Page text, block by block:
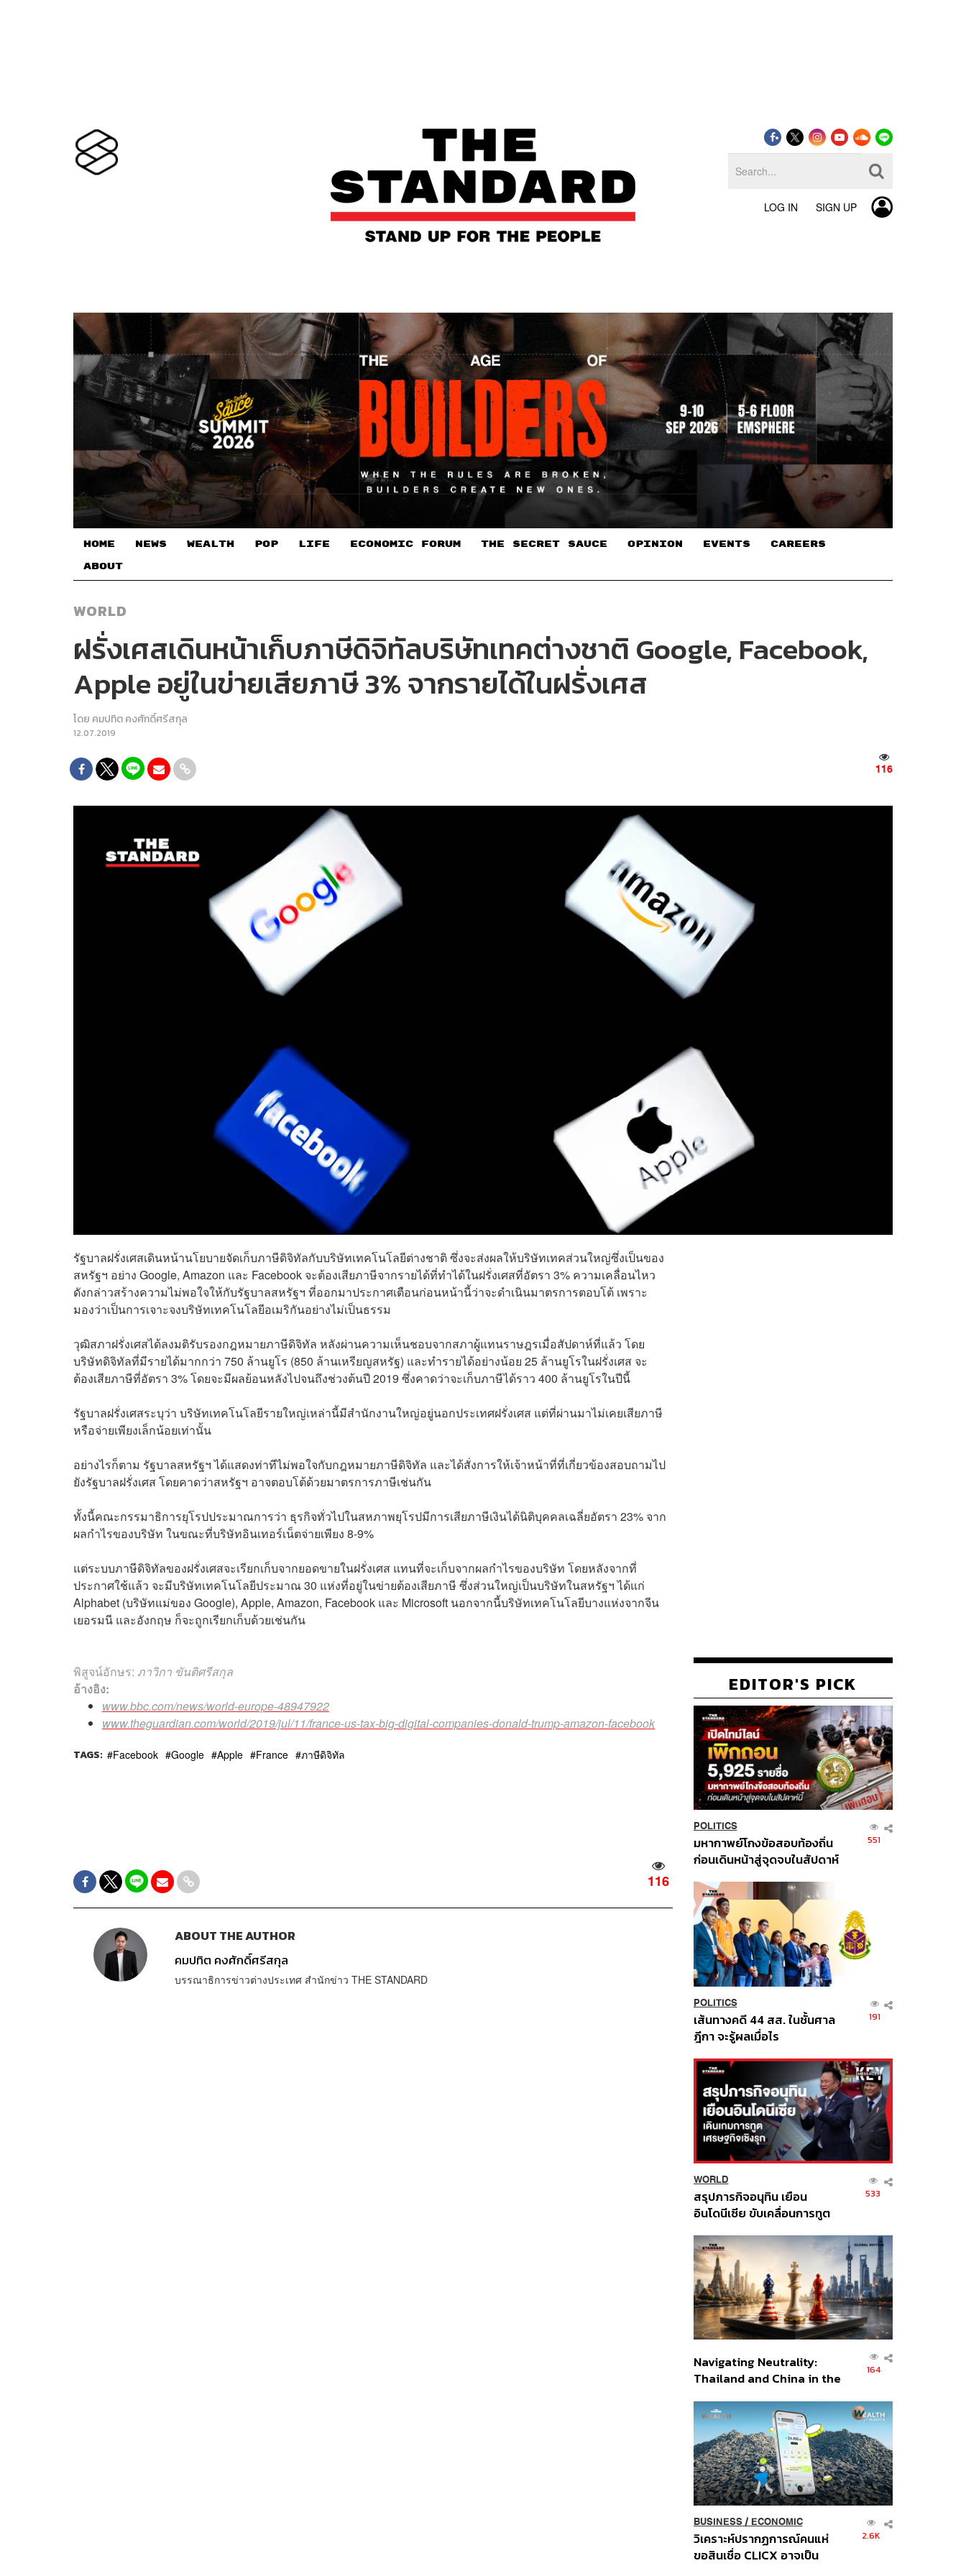
LOG IN SIGN UP
HOME NEWS WEALTH POP LIFE ECONOMIC FORUM THE SECRET SAUCE​ OPINION EVENTS CAREERS
ABOUT
WORLD
ฝรั่งเศสเดินหน้าเก็บภาษีดิจิทัลบริษัทเทคต่างชาติ Google, Facebook,
Apple อยู่ในข่ายเสียภาษี 3% จากรายได้ในฝรั่งเศส
โดย คมปทิต คงศักดิ์ศรีสกุล
12.07.2019
116
รัฐบาลฝรั่งเศสเดินหน้านโยบายจัดเก็บภาษีดิจิทัลกับบริษัทเทคโนโลยีต่างชาติ ซึ่งจะส่งผลให้บริษัทเทคส่วนใหญ่ซึ่งเป็นของ
สหรัฐฯ อย่าง Google, Amazon และ Facebook จะต้องเสียภาษีจากรายได้ที่ทำได้ในฝรั่งเศสที่อัตรา 3% ความเคลื่อนไหว
ดังกล่าวสร้างความไม่พอใจให้กับรัฐบาลสหรัฐฯ ที่ออกมาประกาศเตือนก่อนหน้านี้ว่าจะดำเนินมาตรการตอบโต้ เพราะ
มองว่าเป็นการเจาะจงบริษัทเทคโนโลยีอเมริกันอย่างไม่เป็นธรรม
วุฒิสภาฝรั่งเศสได้ลงมติรับรองกฎหมายภาษีดิจิทัล หลังผ่านความเห็นชอบจากสภาผู้แทนราษฎรเมื่อสัปดาห์ที่แล้ว โดย
บริษัทดิจิทัลที่มีรายได้มากกว่า 750 ล้านยูโร (850 ล้านเหรียญสหรัฐ) และทำรายได้อย่างน้อย 25 ล้านยูโรในฝรั่งเศส จะ
ต้องเสียภาษีที่อัตรา 3% โดยจะมีผลย้อนหลังไปจนถึงช่วงต้นปี 2019 ซึ่งคาดว่าจะเก็บภาษีได้ราว 400 ล้านยูโรในปีนี้
รัฐบาลฝรั่งเศสระบุว่า บริษัทเทคโนโลยีรายใหญ่เหล่านี้มีสำนักงานใหญ่อยู่นอกประเทศฝรั่งเศส แต่ที่ผ่านมาไม่เคยเสียภาษี
หรือจ่ายเพียงเล็กน้อยเท่านั้น
อย่างไรก็ตาม รัฐบาลสหรัฐฯ ได้แสดงท่าทีไม่พอใจกับกฎหมายภาษีดิจิทัล และได้สั่งการให้เจ้าหน้าที่ที่เกี่ยวข้องสอบถามไป
ยังรัฐบาลฝรั่งเศส โดยคาดว่าสหรัฐฯ อาจตอบโต้ด้วยมาตรการภาษีเช่นกัน
ทั้งนี้คณะกรรมาธิการยุโรปประมาณการว่า ธุรกิจทั่วไปในสหภาพยุโรปมีการเสียภาษีเงินได้นิติบุคคลเฉลี่ยอัตรา 23% จาก
ผลกำไรของบริษัท ในขณะที่บริษัทอินเทอร์เน็ตจ่ายเพียง 8-9%
แต่ระบบภาษีดิจิทัลของฝรั่งเศสจะเรียกเก็บจากยอดขายในฝรั่งเศส แทนที่จะเก็บจากผลกำไรของบริษัท โดยหลังจากที่
ประกาศใช้แล้ว จะมีบริษัทเทคโนโลยีประมาณ 30 แห่งที่อยู่ในข่ายต้องเสียภาษี ซึ่งส่วนใหญ่เป็นบริษัทในสหรัฐฯ ได้แก่
Alphabet (บริษัทแม่ของ Google), Apple, Amazon, Facebook และ Microsoft นอกจากนี้บริษัทเทคโนโลยีบางแห่งจากจีน
เยอรมนี และอังกฤษ ก็จะถูกเรียกเก็บด้วยเช่นกัน
พิสูจน์อักษร: ภาวิกา ขันติศรีสกุล
อ้างอิง:
www.bbc.com/news/world-europe-48947922
www.theguardian.com/world/2019/jul/11/france-us-tax-big-digital-companies-donald-trump-amazon-facebook
TAGS: Facebook Google Apple France ภาษีดิจิทัล
116
ABOUT THE AUTHOR
คมปทิต คงศักดิ์ศรีสกุล
บรรณาธิการข่าวต่างประเทศ สำนักข่าว THE STANDARD
EDITOR'S PICK
POLITICS
มหากาพย์โกงข้อสอบท้องถิ่น
ก่อนเดินหน้าสู่จุดจบในสัปดาห์
551
POLITICS
เส้นทางคดี 44 สส. ในชั้นศาล
ฎีกา จะรู้ผลเมื่อไร
191
WORLD
สรุปภารกิจอนุทิน เยือน
อินโดนีเซีย ขับเคลื่อนการทูต
ส่วนยุทธศาสตร์ไทย –
อินโดนีเซีย
533
Navigating Neutrality:
Thailand and China in the
Order
164
BUSINESS/ ECONOMIC
วิเคราะห์ปรากฏการณ์คนแห่
ขอสินเชื่อ CLICX อาจเป็น
2.6K